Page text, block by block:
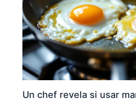
Un chef revela si usar